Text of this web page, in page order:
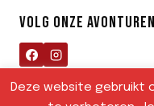
VOLG ONZE AVONTUREN
Deze website gebruikt